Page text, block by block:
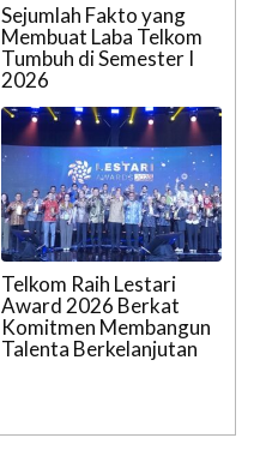
Sejumlah Fakto yang
Membuat Laba Telkom
Tumbuh di Semester I
2026
Telkom Raih Lestari
Award 2026 Berkat
Komitmen Membangun
Talenta Berkelanjutan